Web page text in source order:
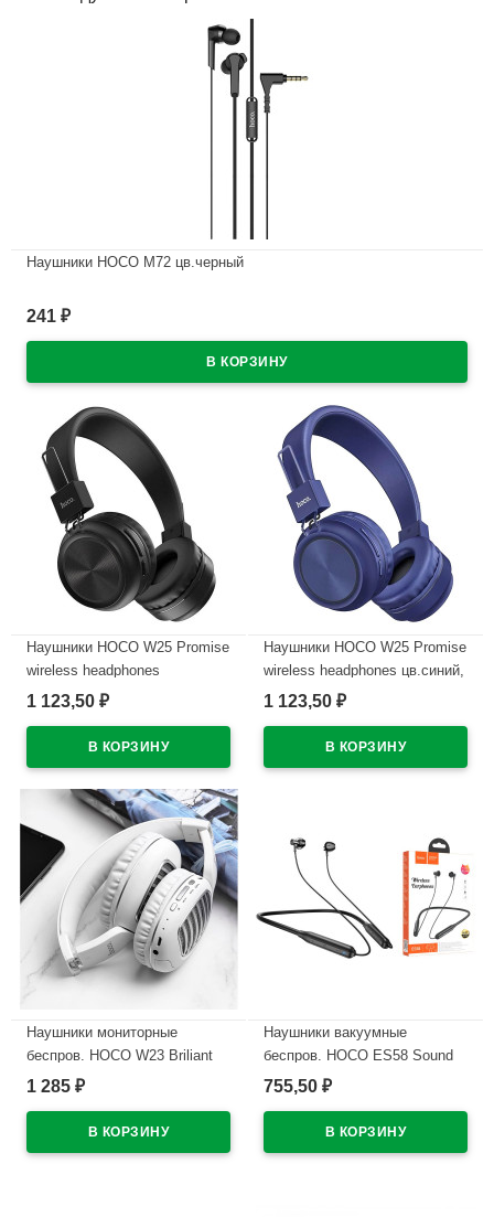
Наушники HOCO M72 цв.черный
241 ₽
Наушники HOCO W25 Promise
wireless headphones
цв.черный, внешние
1 123,50 ₽
Наушники HOCO W25 Promise
wireless headphones цв.синий,
внешние
1 123,50 ₽
Наушники мониторные
беспров. HOCO W23 Briliant
sound цв.белый
1 285 ₽
Наушники вакуумные
беспров. HOCO ES58 Sound
tide sports цв.черный
755,50 ₽